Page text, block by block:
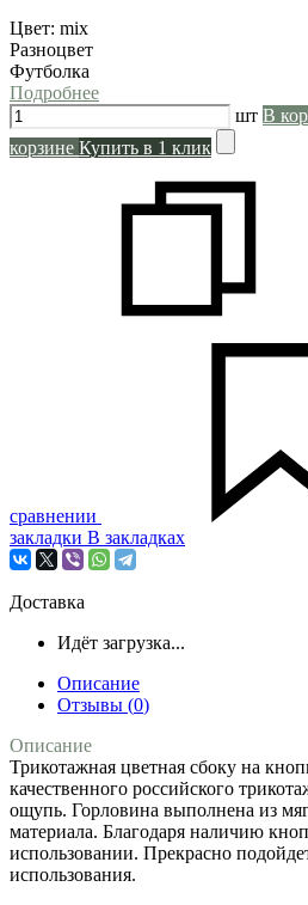
Цвет: mix
Разноцвет
Футболка
Подробнее
шт В
корзине Купить в 1 клик
сравнении
закладки В закладках
Доставка
Идёт загрузка...
Описание
Отзывы (0)
Описание
Трикотажная цветная сбоку на
качественного российского
ощупь. Горловина выполнена из
материала. Благодаря наличию
использовании. Прекрасно
использования.